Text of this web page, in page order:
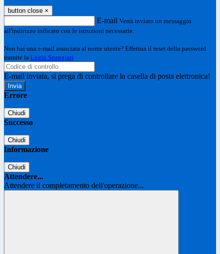
button close ×
E-mail Verrà inviato un messaggio
all'indirizzo indicato con le istruzioni necessarie.
Non hai una e-mail associata al nome utente? Effettua il reset della password
tramite la Login Spaggiari
E-mail inviata, si prega di controllare la casella di posta elettronica!
Errore
Chiudi
Successo
Chiudi
Informazione
Chiudi
Attendere...
Attendere il completamento dell'operazione...